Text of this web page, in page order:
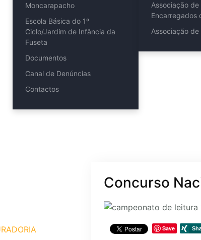
Moncarapacho
Escola Básica do 1º
Ciclo/Jardim de Infância da
Fuseta
Documentos
Canal de Denúncias
Contactos
Associação de
Encarregados
Associação
Concurso
Save